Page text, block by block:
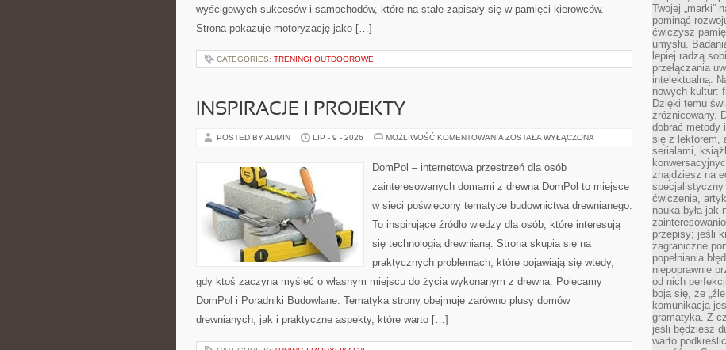
wyścigowych sukcesów i samochodów, które na stałe zapisały się w pamięci kierowców.
Strona pokazuje motoryzację jako […]
CATEGORIES: TRENINGI OUTDOOROWE
INSPIRACJE I PROJEKTY
POSTED BY ADMIN LIP - 9 - 2026 MOŻLIWOŚĆ KOMENTOWANIA INSPIRACJE
ZOSTAŁA WYŁĄCZONA
DomPol – internetowa przestrzeń dla osób
zainteresowanych domami z drewna DomPol to miejsce
w sieci poświęcony tematyce budownictwa drewnianego.
To inspirujące źródło wiedzy dla osób, które interesują
się technologią drewnianą. Strona skupia się na
praktycznych problemach, które pojawiają się wtedy,
gdy ktoś zaczyna myśleć o własnym miejscu do życia wykonanym z drewna. Polecamy
DomPol i Poradniki Budowlane. Tematyka strony obejmuje zarówno plusy domów
drewnianych, jak i praktyczne aspekty, które warto […]
Twojej „marki”
pominąć
ćwiczysz
umysłu.
lepiej radzą
przełączania
intelektualną.
nowych kultur:
Dzięki temu
zróżnicowany.
dobrać metody
się z lektorem,
serialami,
znajdziesz na
specjalistyczny
ćwiczenia,
nauka była jak
przepisy; jeśli
zagraniczne
popełniania
niepoprawnie
od nich
boją się, że
komunikacja
gramatyka. Z
jeśli będziesz
warto